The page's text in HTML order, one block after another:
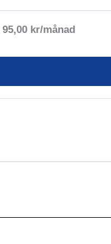
95,00 kr/månad